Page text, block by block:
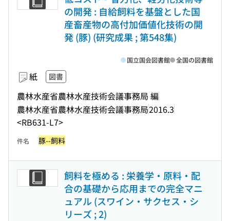
の開発 : 自給飼料を基盤とした国
産畜産物の高付加価値化技術の開
発 (豚) (研究成果 ; 第548集)
紙 図書
農林水産省農林水産技術会議事務局 編
農林水産省農林水産技術会議事務局2016.3
<RB631-L7>
国立国会図書館 全国の図書館
件名 豚--飼料
飼料を極める : 栄養学・原料・配
合の基礎から応用までの完全マニ
ュアル (スワイン・サクセス・シ
リーズ ; 2)